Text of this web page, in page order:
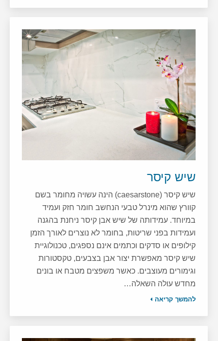
שיש קיסר
שיש קיסר (caesarstone) הינה עשויה מחומר בשם
קוורץ שהוא מינרל טבעי הנחשב חומר חזק ועמיד
במיוחד. עמידותה של שיש אבן קיסר ניחנת בהגנה
ועמידות בפני שריטות, בחומר לא נוצרים לאורך הזמן
קילופים או סדקים וכתמים אינם נספגים, טכנולוגיית
שיש קיסר מאפשרת יצור אבן בצבעים, טקסטורות
וגימורים מעוצבים. כאשר משפצים מטבח או בונים
מחדש עולה השאלה…
להמשך קריאה